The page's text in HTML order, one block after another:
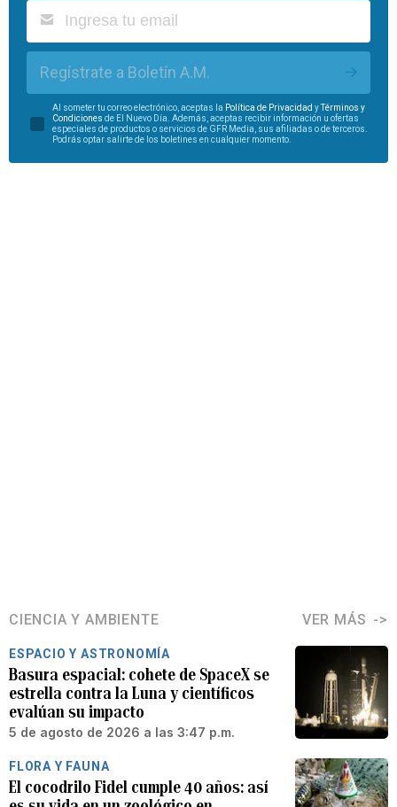
Regístrate a Boletín A.M.
Al someter tu correo electrónico, aceptas la Política de Privacidad yTérminos y
Condiciones de El Nuevo Día. Además, aceptas recibir información u ofertas
especiales de productos o servicios de GFR Media, sus afiliadas o de terceros.
Podrás optar salirte de los boletines en cualquier momento.
CIENCIA Y AMBIENTE VER MÁS
ESPACIO Y ASTRONOMÍA
Basura espacial: cohete de SpaceX se
estrella contra la Luna y científicos
evalúan su impacto
5 de agosto de 2026 a las 3:47 p.m.
FLORA Y FAUNA
El cocodrilo Fidel cumple 40 años: así